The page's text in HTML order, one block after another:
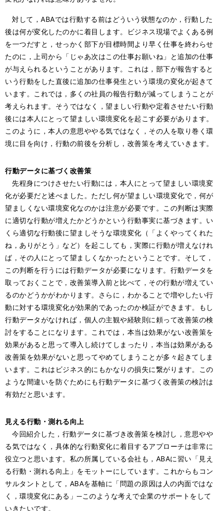
対して，ABAでは行動する前はどういう状態なのか，行動した
後は何が変化したのかに着目します。ビジネス現場でよくある例
を一つだすと，せっかく部下が目標時間より早く仕事を終わらせ
たのに，上司から「じゃあ次はこの仕事お願いね」と追加の仕事
が与えられるということがあります。これは，部下が報告すると
いう行動をした直後に追加の仕事発生という環境の変化が起きて
います。これでは，多くの社員の報告行動が減ってしまうことが
考えられます。そうではなく，望ましい行動や定着させたい行動
後には本人にとって望ましい環境変化を起こす必要があります。
このように，本人の意思ややる気ではなく，その人を取り巻く環
境に目を向け，行動の前後を分析し，改善策を考えていきます。
行動データに基づく改善策
先程身につけさせたい行動には，本人にとって望ましい環境変
化が必要だと述べました。ただし何が望ましい環境変化で，何が
望ましくない環境変化なのかは注意が必要です。この判断は実際
に適切な行動が増えたかどうかという行動事実に基づきます。い
くら適切な行動後に望ましそうな環境変化（「よくやってくれた
ね，ありがとう」など）を起こしても，実際に行動が増えなけれ
ば，その人にとって望ましくなかったということです。そして，
この判断を行うには行動データが必要になります。行動データを
取っておくことで，改善策導入前と比べて，その行動が増えてい
るのかどうかがわかります。さらに，わかることで増やしたい行
動に対する環境変化が効果的であったのか検証ができます。もし
行動データがなければ，個人の主観や経験則に頼って改善策の検
討をすることになります。これでは，本当は効果がない改善策を
効果があると思って導入し続けてしまったり，本当は効果がある
改善策を効果がないと思ってやめてしまうことが多々起きてしま
います。これはビジネス的にもかなりの損失に繋がります。この
ような間違いを防ぐためにも行動データに基づく改善策の検討は
有効だと思います。
見える行動・測れる向上
今回紹介した，行動データに基づき改善策を検討し，意思やや
る気ではなく，具体的な行動変化に着目するアプローチは非常に
役立つと思います。私の所属している会社も，ABAに習い「見え
る行動・測れる向上」をモットーにしています。これからもコン
サルタントとして，ABAを基軸に「問題の原因は人の内面ではな
く，環境変化にある」─このような考えで企業のサポートをして
いきたいです。